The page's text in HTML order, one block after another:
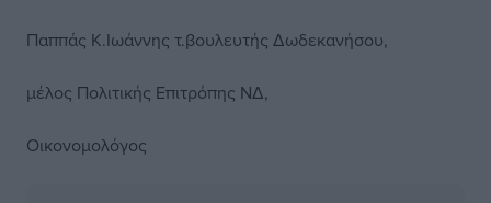
Παππάς Κ.Ιωάννης τ.βουλευτής Δωδεκανήσου,
μέλος Πολιτικής Επιτρόπης ΝΔ,
Οικονομολόγος